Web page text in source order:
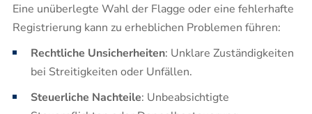
Eine unüberlegte Wahl der Flagge oder eine fehlerhafte
Registrierung kann zu erheblichen Problemen führen:​
Rechtliche Unsicherheiten: Unklare Zuständigkeiten
bei Streitigkeiten oder Unfällen.​
Steuerliche Nachteile: Unbeabsichtigte